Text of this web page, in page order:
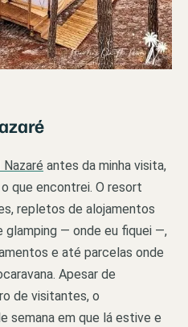
Nazaré antes da minha visita,
que encontrei. O resort
repletos de alojamentos
glamping — onde eu fiquei —,
e até parcelas onde
Apesar de
de visitantes, o
semana em que lá estive e